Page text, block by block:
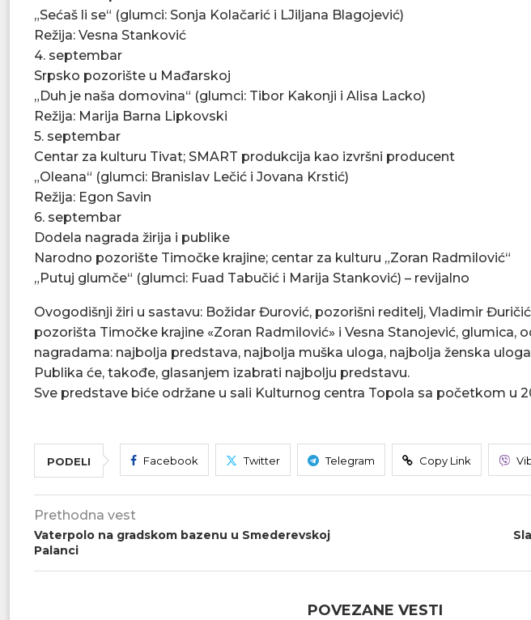
„Sećaš li se“ (glumci: Sonja Kolačarić i LJiljana Blagojević)
Režija: Vesna Stanković
4. septembar
Srpsko pozorište u Mađarskoj
„Duh je naša domovina“ (glumci: Tibor Kakonji i Alisa Lacko)
Režija: Marija Barna Lipkovski
5. septembar
Centar za kulturu Tivat; SMART produkcija kao izvršni producent
„Oleana“ (glumci: Branislav Lečić i Jovana Krstić)
Režija: Egon Savin
6. septembar
Dodela nagrada žirija i publike
Narodno pozorište Timočke krajine; centar za kulturu „Zoran Radmilović“
„Putuj glumče“ (glumci: Fuad Tabučić i Marija Stanković) – revijalno
Ovogodišnji žiri u sastavu: Božidar Đurović, pozorišni reditelj, Vladimir
pozorišta Timočke krajine «Zoran Radmilović» i Vesna Stanojević, glumica,
nagradama: najbolja predstava, najbolja muška uloga, najbolja ženska
Publika će, takođe, glasanjem izabrati najbolju predstavu.
Sve predstave biće održane u sali Kulturnog centra Topola sa početkom u
PODELI Facebook Twitter Telegram Copy Link
Prethodna vest
Vaterpolo na gradskom bazenu u Smederevskoj
Palanci
POVEZANE VESTI